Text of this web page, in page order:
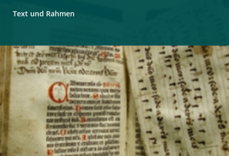
Text und Rahmen